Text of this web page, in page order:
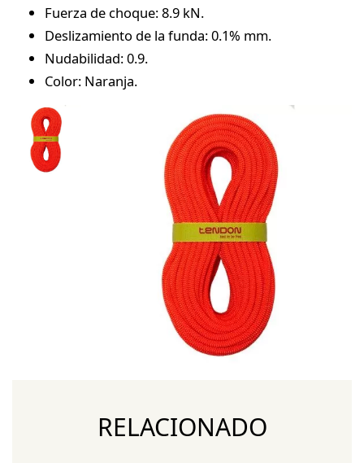
Fuerza de choque: 8.9 kN.
Deslizamiento de la funda: 0.1% mm.
Nudabilidad: 0.9.
Color: Naranja.
RELACIONADO